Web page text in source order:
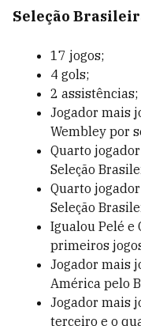
Seleção
17 jogos;
4 gols;
2 assistências;
Jogador mais
Wembley por
Quarto
Seleção
Quarto
Seleção
Igualou Pelé e
primeiros
Jogador mais
América pelo
Jogador mais
terceiro e o